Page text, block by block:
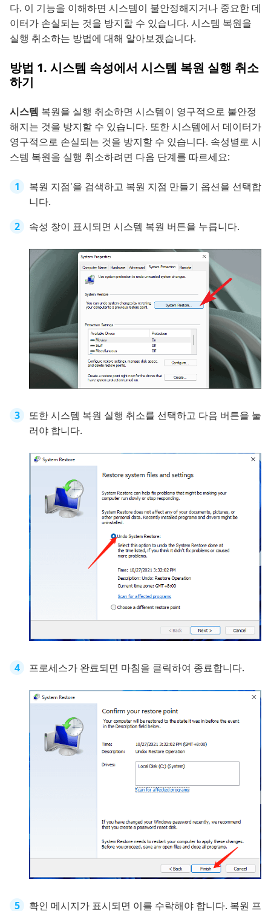
다. 이 기능을 이해하면 시스템이 불안정해지거나 중요한 데
이터가 손실되는 것을 방지할 수 있습니다. 시스템 복원을
실행 취소하는 방법에 대해 알아보겠습니다.
방법 1. 시스템 속성에서 시스템 복원 실행 취소
하기
시스템 복원을 실행 취소하면 시스템이 영구적으로 불안정
해지는 것을 방지할 수 있습니다. 또한 시스템에서 데이터가
영구적으로 손실되는 것을 방지할 수 있습니다. 속성별로 시
스템 복원을 실행 취소하려면 다음 단계를 따르세요:
복원 지점'을 검색하고 복원 지점 만들기 옵션을 선택합
니다.
속성 창이 표시되면 시스템 복원 버튼을 누릅니다.
또한 시스템 복원 실행 취소를 선택하고 다음 버튼을 눌
러야 합니다.
프로세스가 완료되면 마침을 클릭하여 종료합니다.
확인 메시지가 표시되면 이를 수락해야 합니다. 복원 프